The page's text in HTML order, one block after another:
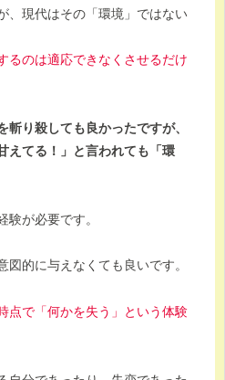
、現代はその「環境」ではない
るのは適応できなくさせるだけ
り殺しても良かったですが、
えてる！」と言われても「環
験が必要です。
図的に与えなくても良いです。
点で「何かを失う」という体験